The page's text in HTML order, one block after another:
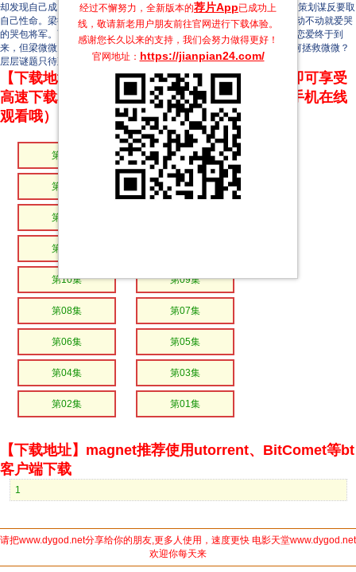
经过不懈努力，全新版本的荐片App已成功上
线，敬请新老用户朋友前往官网进行下载体验。
感谢您长久以来的支持，我们会努力做得更好！
官网地址： https://jianpian24.com/
却发现自己成了人人喊打的暴君反派，日思夜想的景清（丞磊 饰）竟然策划谋反要取
自己性命。梁微微想方设法让景清恢复记忆，没想到景清这次居然成了动不动就爱哭
的哭包将军。两人开始了鸡飞狗跳爆笑超甜的后宫生活，本以为甜甜的恋爱终于到
来，但梁微微竟依然逃不过“反派必死”的命运……小哭包醋王景清要如何拯救微微？
层层谜题只待观众一一解开。
【下载地址】本站专属下载器：点击下方链接 即可享受
高速下载和在线播放 专治迅雷无法下载（支持手机在线
观看哦）
第18集 第17集
第16集 第15集
第14集
第12集
第10集 第09集
第08集 第07集
第06集 第05集
第04集 第03集
第02集 第01集
【下载地址】magnet推荐使用utorrent、BitComet等bt
客户端下载
1
请把www.dygod.net分享给你的朋友,更多人使用，速度更快 电影天堂www.dygod.net
欢迎你每天来